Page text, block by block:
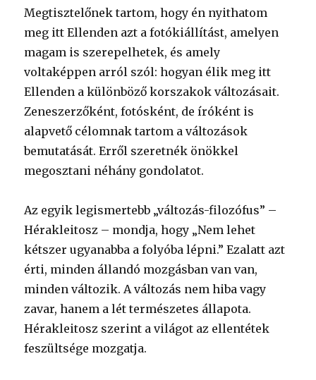
Megtisztelőnek tartom, hogy én nyithatom
meg itt Ellenden azt a fotókiállítást, amelyen
magam is szerepelhetek, és amely
voltaképpen arról szól: hogyan élik meg itt
Ellenden a különböző korszakok változásait.
Zeneszerzőként, fotósként, de íróként is
alapvető célomnak tartom a változások
bemutatását. Erről szeretnék önökkel
megosztani néhány gondolatot.
Az egyik legismertebb „változás-filozófus” –
Hérakleitosz – mondja, hogy „Nem lehet
kétszer ugyanabba a folyóba lépni.” Ezalatt azt
érti, minden állandó mozgásban van van,
minden változik. A változás nem hiba vagy
zavar, hanem a lét természetes állapota.
Hérakleitosz szerint a világot az ellentétek
feszültsége mozgatja.